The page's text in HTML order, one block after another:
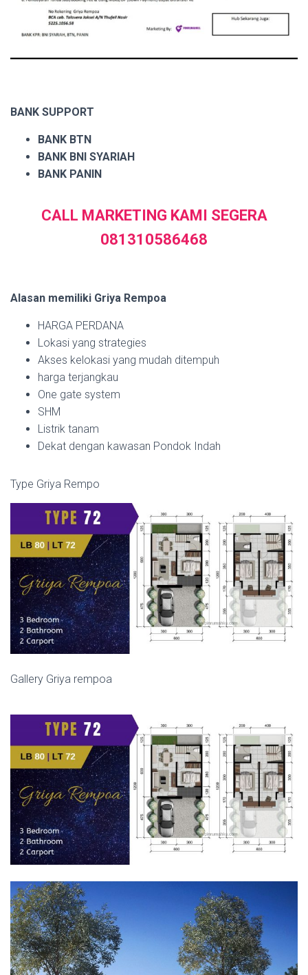
BANK SUPPORT
BANK BTN
BANK BNI SYARIAH
BANK PANIN
CALL MARKETING KAMI SEGERA
081310586468
Alasan memiliki Griya Rempoa
HARGA PERDANA
Lokasi yang strategies
Akses kelokasi yang mudah ditempuh
harga terjangkau
One gate system
SHM
Listrik tanam
Dekat dengan kawasan Pondok Indah
Type Griya Rempo
Gallery Griya rempoa